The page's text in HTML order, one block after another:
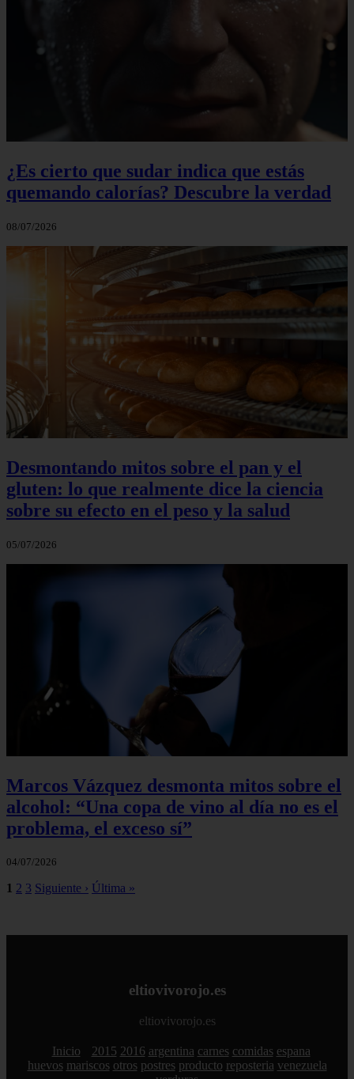
¿Es cierto que sudar indica que estás
quemando calorías? Descubre la verdad
08/07/2026
Desmontando mitos sobre el pan y el
gluten: lo que realmente dice la ciencia
sobre su efecto en el peso y la salud
05/07/2026
Marcos Vázquez desmonta mitos sobre el
alcohol: “Una copa de vino al día no es el
problema, el exceso sí”
04/07/2026
1 2 3 Siguiente › Última »
eltiovivorojo.es
eltiovivorojo.es
Inicio 2015 2016 argentina carnes comidas espana
huevos mariscos otros postres producto reposteria venezuela